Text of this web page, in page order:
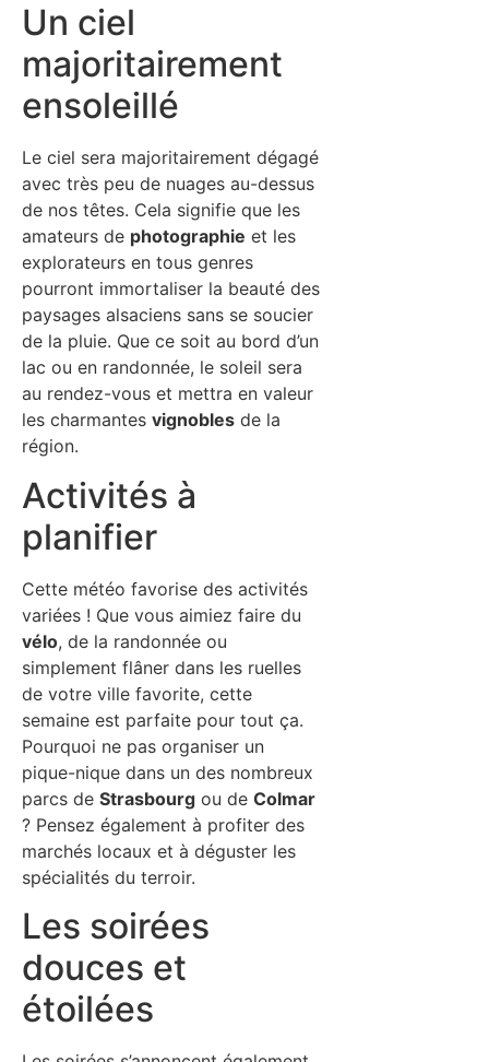
Un ciel
majoritairement
ensoleillé
Le ciel sera majoritairement dégagé
avec très peu de nuages au-dessus
de nos têtes. Cela signifie que les
amateurs de photographie et les
explorateurs en tous genres
pourront immortaliser la beauté des
paysages alsaciens sans se soucier
de la pluie. Que ce soit au bord d’un
lac ou en randonnée, le soleil sera
au rendez-vous et mettra en valeur
les charmantes vignobles de la
région.
Activités à
planifier
Cette météo favorise des activités
variées ! Que vous aimiez faire du
vélo, de la randonnée ou
simplement flâner dans les ruelles
de votre ville favorite, cette
semaine est parfaite pour tout ça.
Pourquoi ne pas organiser un
pique-nique dans un des nombreux
parcs de Strasbourg ou de Colmar
? Pensez également à profiter des
marchés locaux et à déguster les
spécialités du terroir.
Les soirées
douces et
étoilées